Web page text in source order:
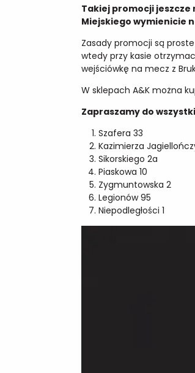
Takiej promocji jeszcze
Miejskiego wymienicie
Zasady promocji są
wtedy przy kasie
wejściówkę na mecz z
W sklepach A&K można
Zapraszamy do
Szafera 33
Kazimierza
Sikorskiego 2a
Piaskowa 10
Zygmuntowska 2
Legionów 95
Niepodległości 1